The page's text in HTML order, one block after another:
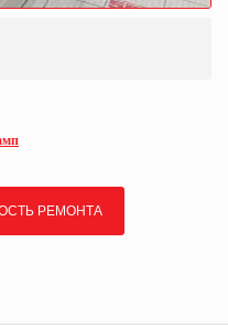
РЕМОНТА